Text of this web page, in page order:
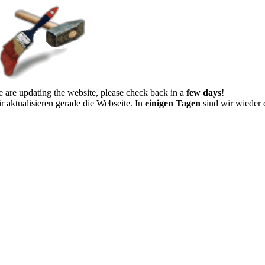
are updating the website, please check back in a few days!
aktualisieren gerade die Webseite. In einigen Tagen sind wir wieder